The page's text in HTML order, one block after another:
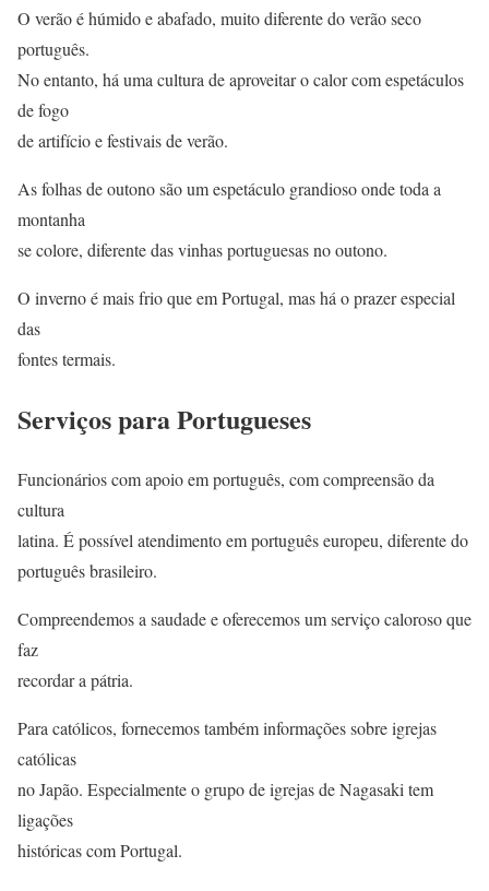
O verão é húmido e abafado, muito diferente do verão seco
português.
No entanto, há uma cultura de aproveitar o calor com espetáculos
de fogo
de artifício e festivais de verão.
As folhas de outono são um espetáculo grandioso onde toda a
montanha
se colore, diferente das vinhas portuguesas no outono.
O inverno é mais frio que em Portugal, mas há o prazer especial
das
fontes termais.
Serviços para Portugueses
Funcionários com apoio em português, com compreensão da
cultura
latina. É possível atendimento em português europeu, diferente do
português brasileiro.
Compreendemos a saudade e oferecemos um serviço caloroso que
faz
recordar a pátria.
Para católicos, fornecemos também informações sobre igrejas
católicas
no Japão. Especialmente o grupo de igrejas de Nagasaki tem
ligações
históricas com Portugal.